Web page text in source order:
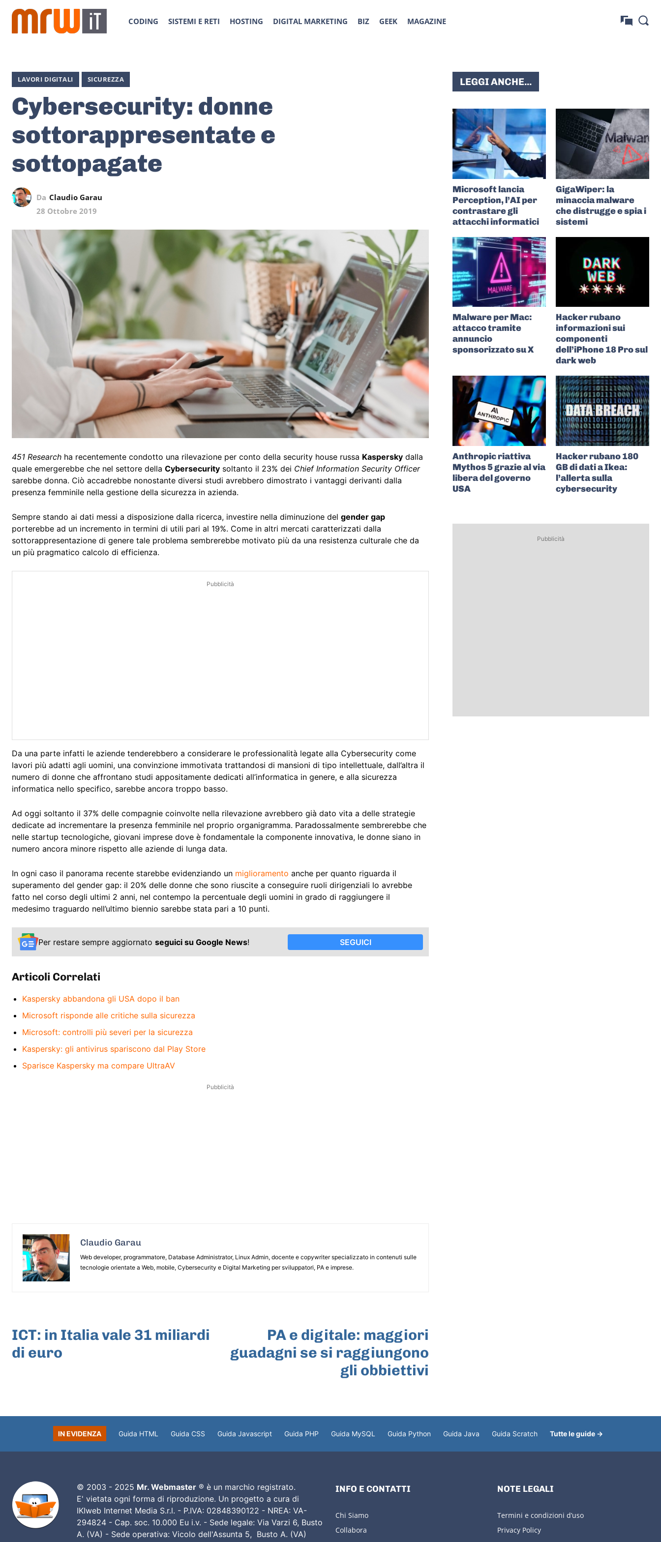
CODING SISTEMI E RETI HOSTING DIGITAL MARKETING BIZ GEEK MAGAZINE
LAVORI DIGITALI SICUREZZA
Cybersecurity: donne
sottorappresentate e
sottopagate
Da Claudio Garau
28 Ottobre 2019
451 Research ha recentemente condotto una rilevazione per conto della security house russa Kaspersky dalla
quale emergerebbe che nel settore della Cybersecurity soltanto il 23% dei Chief Information Security Officer
sarebbe donna. Ciò accadrebbe nonostante diversi studi avrebbero dimostrato i vantaggi derivanti dalla
presenza femminile nella gestione della sicurezza in azienda.
Sempre stando ai dati messi a disposizione dalla ricerca, investire nella diminuzione del gender gap
porterebbe ad un incremento in termini di utili pari al 19%. Come in altri mercati caratterizzati dalla
sottorappresentazione di genere tale problema sembrerebbe motivato più da una resistenza culturale che da
un più pragmatico calcolo di efficienza.
Pubblicità
Da una parte infatti le aziende tenderebbero a considerare le professionalità legate alla Cybersecurity come
lavori più adatti agli uomini, una convinzione immotivata trattandosi di mansioni di tipo intellettuale, dall’altra il
numero di donne che affrontano studi appositamente dedicati all’informatica in genere, e alla sicurezza
informatica nello specifico, sarebbe ancora troppo basso.
Ad oggi soltanto il 37% delle compagnie coinvolte nella rilevazione avrebbero già dato vita a delle strategie
dedicate ad incrementare la presenza femminile nel proprio organigramma. Paradossalmente sembrerebbe che
nelle startup tecnologiche, giovani imprese dove è fondamentale la componente innovativa, le donne siano in
numero ancora minore rispetto alle aziende di lunga data.
In ogni caso il panorama recente starebbe evidenziando un miglioramento anche per quanto riguarda il
superamento del gender gap: il 20% delle donne che sono riuscite a conseguire ruoli dirigenziali lo avrebbe
fatto nel corso degli ultimi 2 anni, nel contempo la percentuale degli uomini in grado di raggiungere il
medesimo traguardo nell’ultimo biennio sarebbe stata pari a 10 punti.
Per restare sempre aggiornato seguici su Google News! SEGUICI
Articoli Correlati
Kaspersky abbandona gli USA dopo il ban
Microsoft risponde alle critiche sulla sicurezza
Microsoft: controlli più severi per la sicurezza
Kaspersky: gli antivirus spariscono dal Play Store
Sparisce Kaspersky ma compare UltraAV
Pubblicità
Claudio Garau
Web developer, programmatore, Database Administrator, Linux Admin, docente e copywriter specializzato in contenuti sulle
tecnologie orientate a Web, mobile, Cybersecurity e Digital Marketing per sviluppatori, PA e imprese.
ICT: in Italia vale 31 miliardi
di euro
PA e digitale: maggiori
guadagni se si raggiungono
gli obbiettivi
LEGGI ANCHE...
Microsoft lancia
Perception, l’AI per
contrastare gli
attacchi informatici
GigaWiper: la
minaccia malware
che distrugge e spia i
sistemi
Malware per Mac:
attacco tramite
annuncio
sponsorizzato su X
Hacker rubano
informazioni sui
componenti
dell’iPhone 18 Pro sul
dark web
Anthropic riattiva
Mythos 5 grazie al via
libera del governo
USA
Hacker rubano 180
GB di dati a Ikea:
l’allerta sulla
cybersecurity
Pubblicità
IN EVIDENZA Guida HTML Guida CSS Guida Javascript Guida PHP Guida MySQL Guida Python Guida Java Guida Scratch Tutte le guide →
© 2003 - 2025 Mr. Webmaster® è un marchio registrato.
E' vietata ogni forma di riproduzione. Un progetto a cura di
IKIweb Internet Media S.r.l. - P.IVA: 02848390122 - NREA: VA-
294824 - Cap. soc. 10.000 Eu i.v. - Sede legale: Via Varzi 6, Busto
A. (VA) - Sede operativa: Vicolo dell'Assunta 5, Busto A. (VA)
INFO E CONTATTI
Chi Siamo
Collabora
NOTE LEGALI
Termini e condizioni d’uso
Privacy Policy